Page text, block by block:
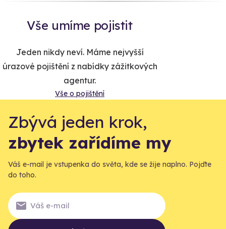
Vše umíme pojistit
Jeden nikdy neví. Máme nejvyšší
úrazové pojištění z nabídky zážitkových
agentur.
Vše o pojištění
Zbývá jeden krok,
zbytek zařídíme my
Váš e-mail je vstupenka do světa, kde se žije naplno. Pojďte
do toho.